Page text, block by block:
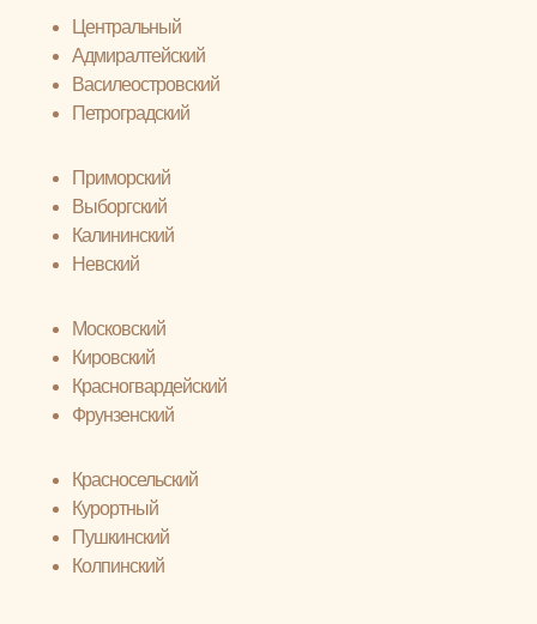
Центральный
Адмиралтейский
Василеостровский
Петроградский
Приморский
Выборгский
Калининский
Невский
Московский
Кировский
Красногвардейский
Фрунзенский
Красносельский
Курортный
Пушкинский
Колпинский